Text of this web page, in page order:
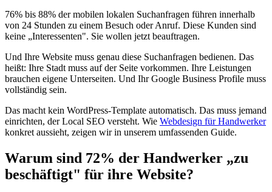
76% bis 88% der mobilen lokalen Suchanfragen führen innerhalb
von 24 Stunden zu einem Besuch oder Anruf. Diese Kunden sind
keine „Interessenten". Sie wollen jetzt beauftragen.
Und Ihre Website muss genau diese Suchanfragen bedienen. Das
heißt: Ihre Stadt muss auf der Seite vorkommen. Ihre Leistungen
brauchen eigene Unterseiten. Und Ihr Google Business Profile muss
vollständig sein.
Das macht kein WordPress-Template automatisch. Das muss jemand
einrichten, der Local SEO versteht. Wie Webdesign für Handwerker
konkret aussieht, zeigen wir in unserem umfassenden Guide.
Warum sind 72% der Handwerker „zu
beschäftigt" für ihre Website?